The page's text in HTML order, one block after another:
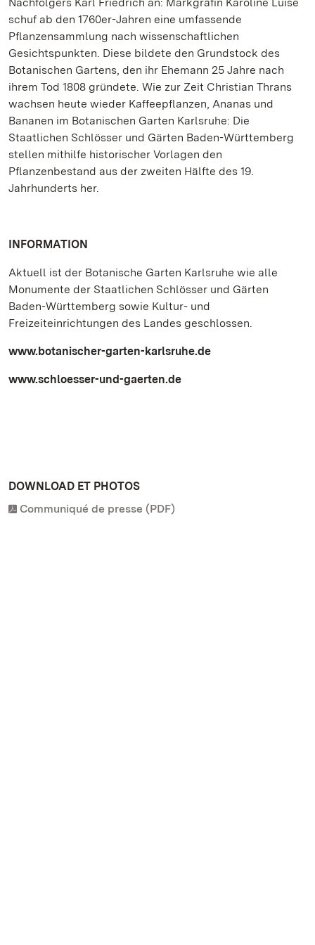
schuf ab den 1760er-Jahren eine umfassende
Pflanzensammlung nach wissenschaftlichen
Gesichtspunkten. Diese bildete den Grundstock des
Botanischen Gartens, den ihr Ehemann 25 Jahre nach
ihrem Tod 1808 gründete. Wie zur Zeit Christian Thrans
wachsen heute wieder Kaffeepflanzen, Ananas und
Bananen im Botanischen Garten Karlsruhe: Die
Staatlichen Schlösser und Gärten Baden-Württemberg
stellen mithilfe historischer Vorlagen den
Pflanzenbestand aus der zweiten Hälfte des 19.
Jahrhunderts her.
INFORMATION
Aktuell ist der Botanische Garten Karlsruhe wie alle
Monumente der Staatlichen Schlösser und Gärten
Baden-Württemberg sowie Kultur- und
Freizeiteinrichtungen des Landes geschlossen.
www.botanischer-garten-karlsruhe.de
www.schloesser-und-gaerten.de
DOWNLOAD ET PHOTOS
Communiqué de presse (PDF)